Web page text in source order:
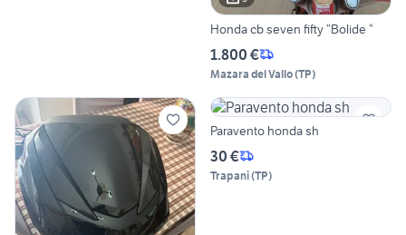
Honda cb seven fifty “Bolide “
1.800 €
Mazara del Vallo(TP)
Paravento honda sh
30 €
Trapani(TP)